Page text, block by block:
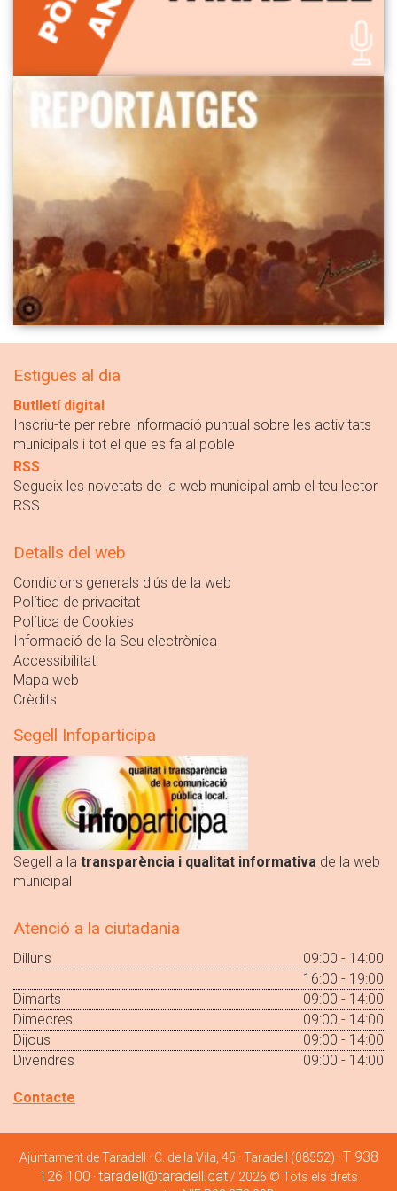
Estigues al dia
Butlletí digital
Inscriu-te per rebre informació puntual sobre les activitats
municipals i tot el que es fa al poble
RSS
Segueix les novetats de la web municipal amb el teu lector
RSS
Detalls del web
Condicions generals d'ús de la web
Política de privacitat
Política de Cookies
Informació de la Seu electrònica
Accessibilitat
Mapa web
Crèdits
Segell Infoparticipa
Segell a la transparència i qualitat informativa de la web
municipal
Atenció a la ciutadania
Dilluns
09:00 - 14:00
16:00 - 19:00
Dimarts
09:00 - 14:00
Dimecres
09:00 - 14:00
Dijous
09:00 - 14:00
Divendres
09:00 - 14:00
Contacte
Ajuntament de Taradell · C. de la Vila, 45 · Taradell (08552) ·T 938
126 100 ·taradell@taradell.cat / 2026 © Tots els drets